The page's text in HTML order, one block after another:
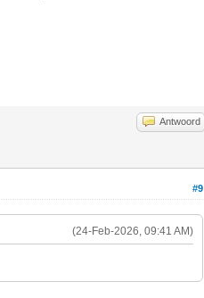
Antwoord
#9
(24-Feb-2026, 09:41 AM)